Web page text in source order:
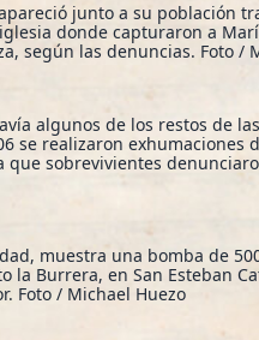
junto a su población
donde capturaron a
según las denuncias. Foto /
algunos de los restos de
se realizaron
que sobrevivientes
muestra una bomba de
la Burrera, en San Esteban
Foto / Michael Huezo